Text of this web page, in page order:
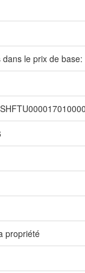
le prix de base:
propriété